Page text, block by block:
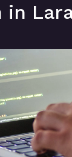
in